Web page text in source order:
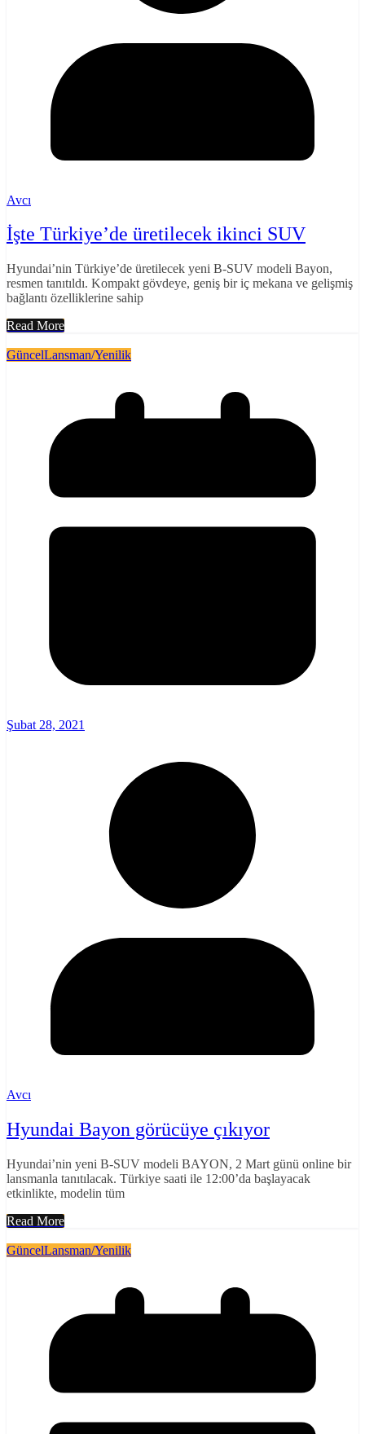
Avcı
İşte Türkiye’de üretilecek ikinci SUV
Hyundai’nin Türkiye’de üretilecek yeni B-SUV modeli Bayon,
resmen tanıtıldı. Kompakt gövdeye, geniş bir iç mekana ve gelişmiş
bağlantı özelliklerine sahip
Read More
GüncelLansman/Yenilik
Şubat 28, 2021
Avcı
Hyundai Bayon görücüye çıkıyor
Hyundai’nin yeni B-SUV modeli BAYON, 2 Mart günü online bir
lansmanla tanıtılacak. Türkiye saati ile 12:00’da başlayacak
etkinlikte, modelin tüm
Read More
GüncelLansman/Yenilik